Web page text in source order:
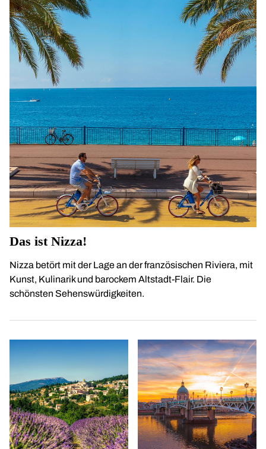
Das ist Nizza!
Nizza betört mit der Lage an der französischen Riviera, mit
Kunst, Kulinarik und barockem Altstadt-Flair. Die
schönsten Sehenswürdigkeiten.